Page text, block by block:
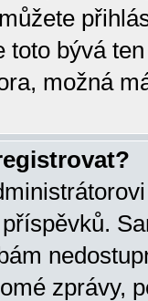
toto bývá
možná
zprávy,